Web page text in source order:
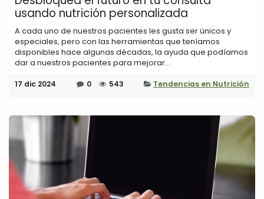
usando nutrición personalizada
A cada uno de nuestros pacientes les gusta ser únicos y
especiales, pero con las herramientas que teníamos
disponibles hace algunas décadas, la ayuda que podíamos
dar a nuestros pacientes para mejorar...
17 dic 2024 0 543 Tendencias en Nutrición